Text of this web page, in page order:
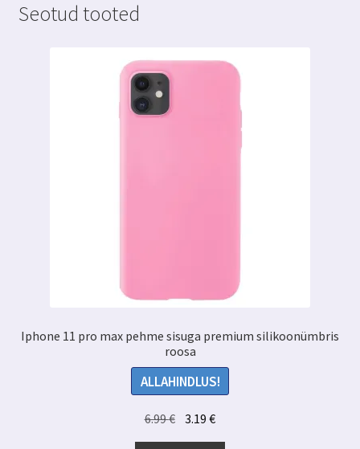
Seotud tooted
Iphone 11 pro max pehme sisuga premium silikoonümbris
roosa
ALLAHINDLUS!
6.99€ Algne
hind
3.19€Praegune
hind